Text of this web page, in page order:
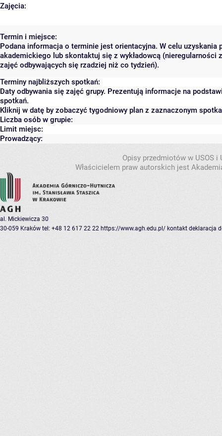
Zajęcia:
Termin i miejsce:
Podana informacja o terminie jest orientacyjna. W celu
akademickiego lub skontaktuj się z wykładowcą (nieregularności
zajęć odbywających się rzadziej niż co tydzień).
Terminy najbliższych spotkań:
Daty odbywania się zajęć grupy. Prezentują informacje na
spotkań.
Kliknij w datę by zobaczyć tygodniowy plan z zaznaczonym
Liczba osób w grupie:
Limit miejsc:
Prowadzący:
Opisy przedmiotów w USOS
Właścicielem praw autorskich jest
al. Mickiewicza 30
30-059 Kraków tel: +48 12 617 22 22 https://www.agh.edu.pl/ kontakt deklaracja